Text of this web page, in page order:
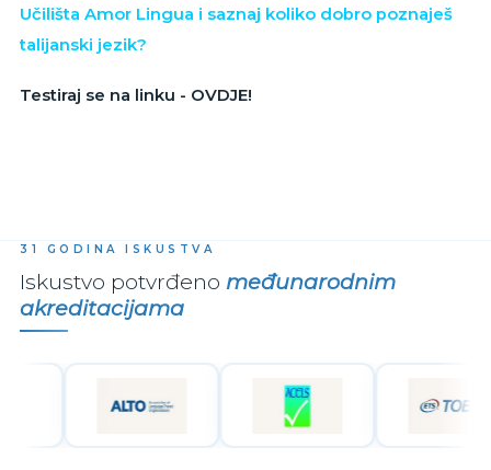
Učilišta Amor Lingua i saznaj koliko dobro poznaješ
talijanski jezik?
Testiraj se na linku - OVDJE!
31 GODINA ISKUSTVA
Iskustvo potvrđeno međunarodnim
akreditacijama